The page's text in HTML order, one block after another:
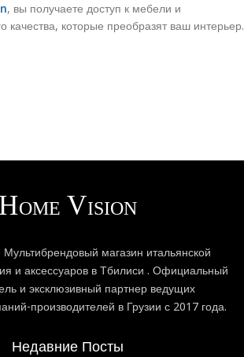
, вы получаете доступ к мебели и
качества, которые преобразят ваш интерьер.
магазин итальянской
и аксессуаров в Тбилиси . Официальный
и эксклюзивный партнер ведущих
производителей в Грузии с 2017 года.
Недавние Посты